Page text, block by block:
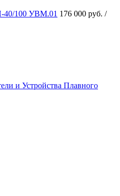
100 УВМ.01 176 000 руб. /
и Устройства Плавного